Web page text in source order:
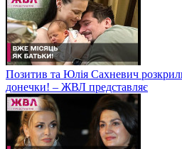
Позитив та Юлія Сахневич
донечки! – ЖВЛ представляє